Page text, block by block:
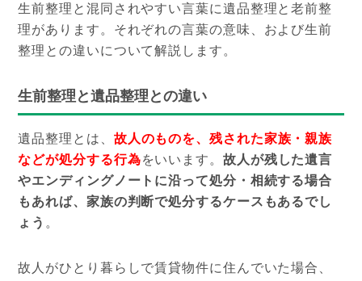
生前整理と混同されやすい言葉に遺品整理と老前整
理があります。それぞれの言葉の意味、および生前
整理との違いについて解説します。
生前整理と遺品整理との違い
遺品整理とは、 故人のものを、残された家族・親族
などが処分する行為をいいます。 故人が残した遺言
やエンディングノートに沿って処分・相続する場合
もあれば、家族の判断で処分するケースもあるでし
ょう 。
故人がひとり暮らしで賃貸物件に住んでいた場合、